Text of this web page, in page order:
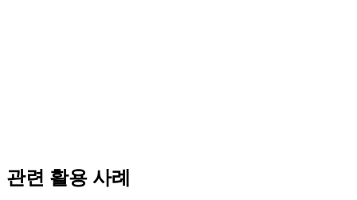
관련 활용 사례